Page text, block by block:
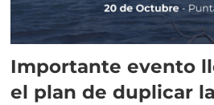
Importante evento
el plan de duplicar